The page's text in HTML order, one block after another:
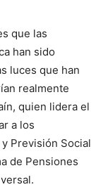
que las
han sido
luces que han
realmente
quien lidera el
a los
Previsión Social
de Pensiones